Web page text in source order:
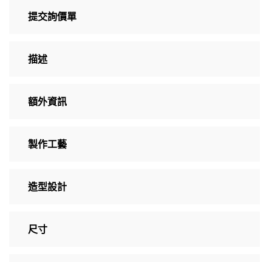
提交詢價單
描述
額外資訊
製作工藝
造型設計
尺寸